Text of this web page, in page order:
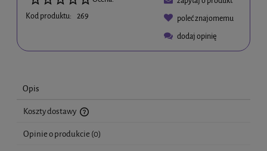
Kod produktu: 269
poleć znajomemu
dodaj opinię
Opis
Koszty dostawy
Cena nie zawiera ewentualnych kosztów płatności
Opinie o produkcie (0)